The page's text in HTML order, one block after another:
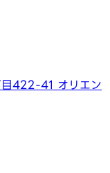
目422-41 オリエン